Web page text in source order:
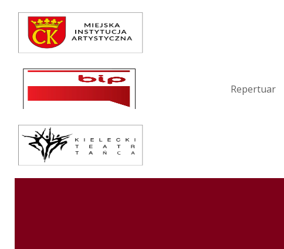
Repertuar
Repertuar
Teatr / Zespół
Szkoła
Przestrzenie Sztuki
Warsztaty
Festiwal